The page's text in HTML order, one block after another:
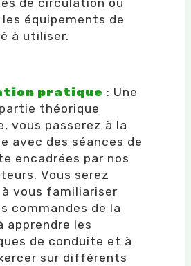
les équipements de
à utiliser.
pratique : Une
théorique
vous passerez à la
avec des séances de
encadrées par nos
Vous serez
à vous familiariser
commandes de la
apprendre les
de conduite et à
sur différents